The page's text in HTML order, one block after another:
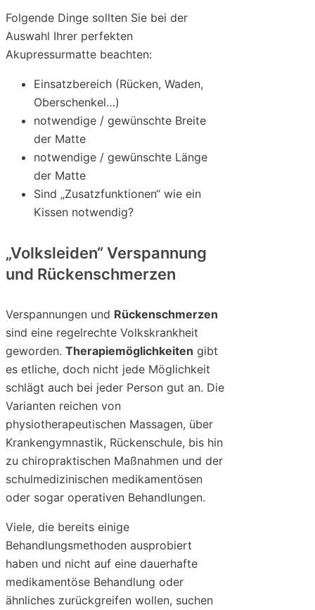
Folgende Dinge sollten Sie bei der
Auswahl Ihrer perfekten
Akupressurmatte beachten:
Einsatzbereich (Rücken, Waden,
Oberschenkel…)
notwendige / gewünschte Breite
der Matte
notwendige / gewünschte Länge
der Matte
Sind „Zusatzfunktionen“ wie ein
Kissen notwendig?
„Volksleiden“ Verspannung
und Rückenschmerzen
Verspannungen und Rückenschmerzen
sind eine regelrechte Volkskrankheit
geworden. Therapiemöglichkeiten gibt
es etliche, doch nicht jede Möglichkeit
schlägt auch bei jeder Person gut an. Die
Varianten reichen von
physiotherapeutischen Massagen, über
Krankengymnastik, Rückenschule, bis hin
zu chiropraktischen Maßnahmen und der
schulmedizinischen medikamentösen
oder sogar operativen Behandlungen.
Viele, die bereits einige
Behandlungsmethoden ausprobiert
haben und nicht auf eine dauerhafte
medikamentöse Behandlung oder
ähnliches zurückgreifen wollen, suchen